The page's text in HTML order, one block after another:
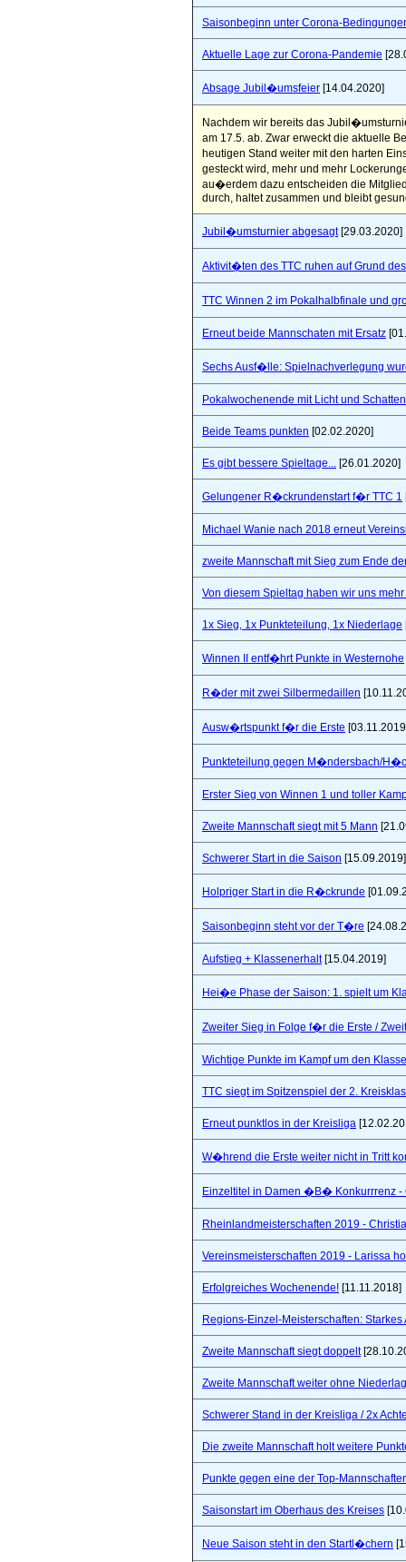
Saisonbeginn unter Corona-
Aktuelle Lage zur Corona-Pandemie
Absage Jubil�umsfeier [14.04.2020]
Nachdem wir bereits das
am 17.5. ab. Zwar erweckt die aktuelle
heutigen Stand weiter mit den harten
gesteckt wird, mehr und mehr
au�erdem dazu entscheiden die
durch, haltet zusammen und bleibt
Jubil�umsturnier abgesagt[29.03.2020]
Aktivit�ten des TTC ruhen auf Grund
TTC Winnen 2 im Pokalhalbfinale und
Erneut beide Mannschaten mit Ersatz
Sechs Ausf�lle: Spielnachverlegung
Pokalwochenende mit Licht und
Beide Teams punkten [02.02.2020]
Es gibt bessere Spieltage... [26.01.2020]
Gelungener R�ckrundenstart f�r TTC 1
Michael Wanie nach 2018 erneut
zweite Mannschaft mit Sieg zum Ende
Von diesem Spieltag haben wir uns mehr
1x Sieg, 1x Punkteteilung, 1x Niederlage
Winnen II entf�hrt Punkte in Westernohe
R�der mit zwei Silbermedaillen
Ausw�rtspunkt f�r die Erste
Punkteteilung gegen M�ndersbach/
Erster Sieg von Winnen 1 und toller
Zweite Mannschaft siegt mit 5 Mann
Schwerer Start in die Saison [15.09.2019]
Holpriger Start in die R�ckrunde
Saisonbeginn steht vor der T�re
Aufstieg + Klassenerhalt[15.04.2019]
Hei�e Phase der Saison: 1. spielt um
Zweiter Sieg in Folge f�r die Erste /
Wichtige Punkte im Kampf um den
TTC siegt im Spitzenspiel der 2.
Erneut punktlos in der Kreisliga
W�hrend die Erste weiter nicht in Tritt
Einzeltitel in Damen �B� Konkurrrenz
Rheinlandmeisterschaften 2019 -
Vereinsmeisterschaften 2019 - Larissa
Erfolgreiches Wochenende! [11.11.2018]
Regions-Einzel-Meisterschaften:
Zweite Mannschaft siegt doppelt
Zweite Mannschaft weiter ohne
Schwerer Stand in der Kreisliga / 2x
Die zweite Mannschaft holt weitere
Punkte gegen eine der Top-
Saisonstart im Oberhaus des Kreises
Neue Saison steht in den Startl�chern